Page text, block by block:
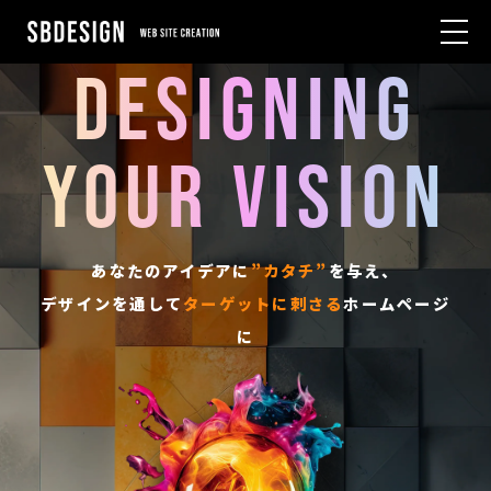
DESIGNING
YOUR VISION
あなたのアイデアに”カタチ”を与え、
デザインを通してターゲットに刺さるホームページ
に